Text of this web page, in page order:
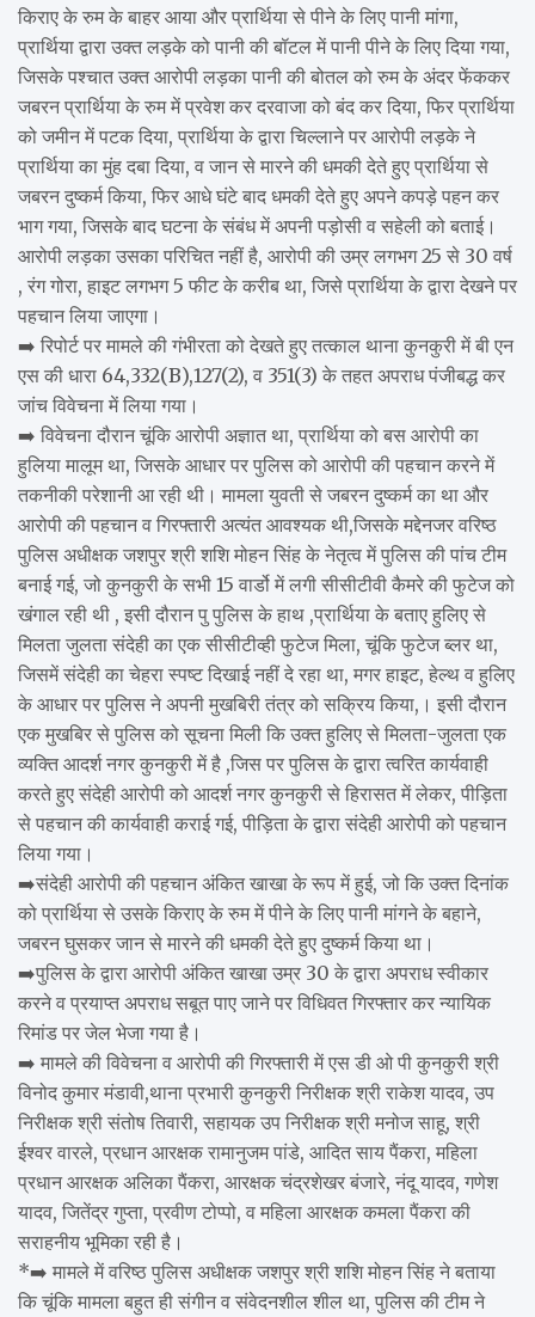
किराए के रुम के बाहर आया और प्रार्थिया से पीने के लिए पानी मांगा,
प्रार्थिया द्वारा उक्त लड़के को पानी की बॉटल में पानी पीने के लिए दिया गया,
जिसके पश्चात उक्त आरोपी लड़का पानी की बोतल को रुम के अंदर फेंककर
जबरन प्रार्थिया के रुम में प्रवेश कर दरवाजा को बंद कर दिया, फिर प्रार्थिया
को जमीन में पटक दिया, प्रार्थिया के द्वारा चिल्लाने पर आरोपी लड़के ने
प्रार्थिया का मुंह दबा दिया, व जान से मारने की धमकी देते हुए प्रार्थिया से
जबरन दुष्कर्म किया, फिर आधे घंटे बाद धमकी देते हुए अपने कपड़े पहन कर
भाग गया, जिसके बाद घटना के संबंध में अपनी पड़ोसी व सहेली को बताई।
आरोपी लड़का उसका परिचित नहीं है, आरोपी की उम्र लगभग 25 से 30 वर्ष
, रंग गोरा, हाइट लगभग 5 फीट के करीब था, जिसे प्रार्थिया के द्वारा देखने पर
पहचान लिया जाएगा।
➡️ रिपोर्ट पर मामले की गंभीरता को देखते हुए तत्काल थाना कुनकुरी में बी एन
एस की धारा 64,332(B),127(2), व 351(3) के तहत अपराध पंजीबद्ध कर
जांच विवेचना में लिया गया।
➡️ विवेचना दौरान चूंकि आरोपी अज्ञात था, प्रार्थिया को बस आरोपी का
हुलिया मालूम था, जिसके आधार पर पुलिस को आरोपी की पहचान करने में
तकनीकी परेशानी आ रही थी। मामला युवती से जबरन दुष्कर्म का था और
आरोपी की पहचान व गिरफ्तारी अत्यंत आवश्यक थी,जिसके मद्देनजर वरिष्ठ
पुलिस अधीक्षक जशपुर श्री शशि मोहन सिंह के नेतृत्व में पुलिस की पांच टीम
बनाई गई, जो कुनकुरी के सभी 15 वार्डो में लगी सीसीटीवी कैमरे की फुटेज को
खंगाल रही थी , इसी दौरान पु पुलिस के हाथ ,प्रार्थिया के बताए हुलिए से
मिलता जुलता संदेही का एक सीसीटीव्ही फुटेज मिला, चूंकि फुटेज ब्लर था,
जिसमें संदेही का चेहरा स्पष्ट दिखाई नहीं दे रहा था, मगर हाइट, हेल्थ व हुलिए
के आधार पर पुलिस ने अपनी मुखबिरी तंत्र को सक्रिय किया,। इसी दौरान
एक मुखबिर से पुलिस को सूचना मिली कि उक्त हुलिए से मिलता-जुलता एक
व्यक्ति आदर्श नगर कुनकुरी में है ,जिस पर पुलिस के द्वारा त्वरित कार्यवाही
करते हुए संदेही आरोपी को आदर्श नगर कुनकुरी से हिरासत में लेकर, पीड़िता
से पहचान की कार्यवाही कराई गई, पीड़िता के द्वारा संदेही आरोपी को पहचान
लिया गया।
➡️संदेही आरोपी की पहचान अंकित खाखा के रूप में हुई, जो कि उक्त दिनांक
को प्रार्थिया से उसके किराए के रुम में पीने के लिए पानी मांगने के बहाने,
जबरन घुसकर जान से मारने की धमकी देते हुए दुष्कर्म किया था।
➡️पुलिस के द्वारा आरोपी अंकित खाखा उम्र 30 के द्वारा अपराध स्वीकार
करने व प्रयाप्त अपराध सबूत पाए जाने पर विधिवत गिरफ्तार कर न्यायिक
रिमांड पर जेल भेजा गया है।
➡️ मामले की विवेचना व आरोपी की गिरफ्तारी में एस डी ओ पी कुनकुरी श्री
विनोद कुमार मंडावी,थाना प्रभारी कुनकुरी निरीक्षक श्री राकेश यादव, उप
निरीक्षक श्री संतोष तिवारी, सहायक उप निरीक्षक श्री मनोज साहू, श्री
ईश्वर वारले, प्रधान आरक्षक रामानुजम पांडे, आदित साय पैंकरा, महिला
प्रधान आरक्षक अलिका पैंकरा, आरक्षक चंद्रशेखर बंजारे, नंदू यादव, गणेश
यादव, जितेंद्र गुप्ता, प्रवीण टोप्पो, व महिला आरक्षक कमला पैंकरा की
सराहनीय भूमिका रही है।
*➡️ मामले में वरिष्ठ पुलिस अधीक्षक जशपुर श्री शशि मोहन सिंह ने बताया
कि चूंकि मामला बहुत ही संगीन व संवेदनशील शील था, पुलिस की टीम ने